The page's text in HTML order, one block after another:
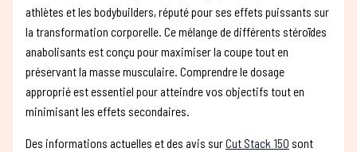
athlètes et les bodybuilders, réputé pour ses effets puissants sur
la transformation corporelle. Ce mélange de différents stéroïdes
anabolisants est conçu pour maximiser la coupe tout en
préservant la masse musculaire. Comprendre le dosage
approprié est essentiel pour atteindre vos objectifs tout en
minimisant les effets secondaires.
Des informations actuelles et des avis surCut Stack 150 sont